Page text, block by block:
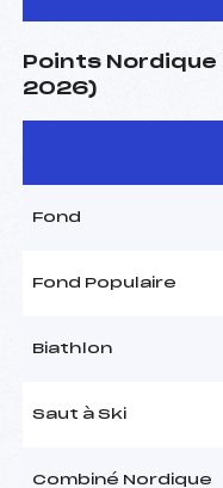
Points Nordique
2026)
Fond
Fond Populaire
Biathlon
Saut à Ski
Combiné Nordique